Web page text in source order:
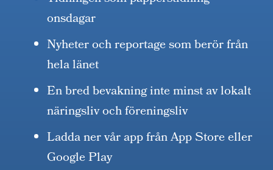
onsdagar
Nyheter och reportage som berör från
hela länet
En bred bevakning inte minst av lokalt
näringsliv och föreningsliv
Ladda ner vår app från App Store eller
Google Play